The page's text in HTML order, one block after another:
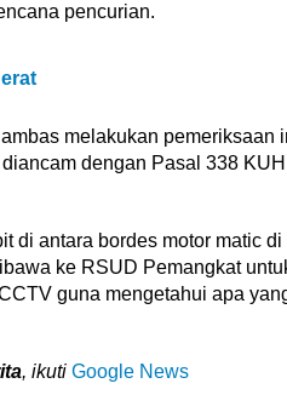
pencurian.
melakukan pemeriksaan
dengan Pasal 338
di antara bordes motor matic di
ke RSUD Pemangkat
guna mengetahui apa
, ikuti Google News